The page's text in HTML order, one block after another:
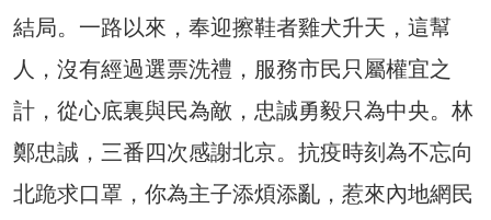
結局。一路以來，奉迎擦鞋者雞犬升天，這幫
人，沒有經過選票洗禮，服務市民只屬權宜之
計，從心底裏與民為敵，忠誠勇毅只為中央。林
鄭忠誠，三番四次感謝北京。抗疫時刻為不忘向
北跪求口罩，你為主子添煩添亂，惹來內地網民